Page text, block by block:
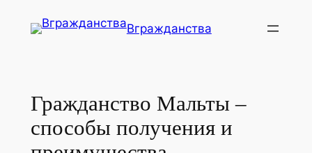
Вгражданства
Гражданство Мальты –
способы получения и